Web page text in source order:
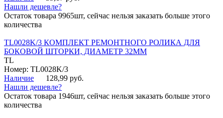
Нашли дешевле?
Остаток товара 9965шт, сейчас нельзя заказать больше этого
количества
TL0028K/3 КОМПЛЕКТ РЕМОНТНОГО РОЛИКА ДЛЯ
БОКОВОЙ ШТОРКИ, ДИАМЕТР 32ММ
TL
Номер: TL0028K/3
Наличие
128,99 руб.
Нашли дешевле?
Остаток товара 1946шт, сейчас нельзя заказать больше этого
количества